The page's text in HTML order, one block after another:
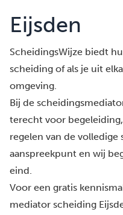
Eijsden
ScheidingsWijze biedt
scheiding of als je uit
omgeving.
Bij de
terecht voor
regelen van de
aanspreekpunt en wij
eind.
Voor een gratis
mediator scheiding